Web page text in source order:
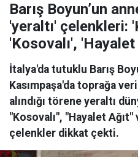
Barış Boyun’un
'yeraltı' çelenkleri:
'Kosovalı', 'Hayalet
İtalya'da tutuklu Barış
Kasımpaşa'da toprağa
alındığı törene yeraltı
"Kosovalı", "Hayalet Ağıt"
çelenkler dikkat çekti.